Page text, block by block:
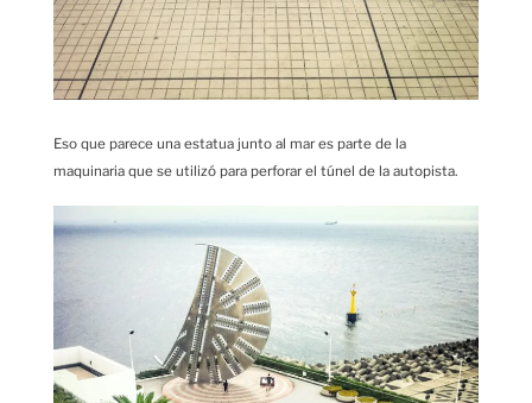
Eso que parece una estatua junto al mar es parte de la
maquinaria que se utilizó para perforar el túnel de la autopista.